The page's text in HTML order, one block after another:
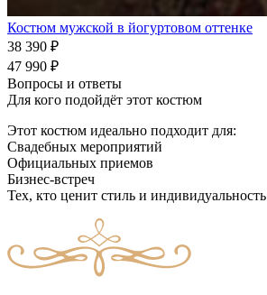
Костюм мужской в йогуртовом оттенке
38 390 ₽
47 990 ₽
Вопросы и ответы
Для кого подойдёт этот костюм
Этот костюм идеально подходит для:
Свадебных мероприятий
Официальных приемов
Бизнес-встреч
Тех, кто ценит стиль и индивидуальность